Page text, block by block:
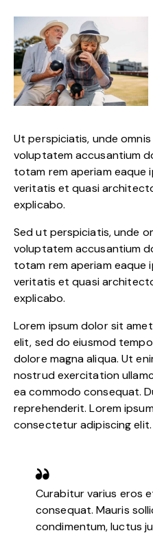
Ut perspiciatis, unde
voluptatem accusantium
totam rem aperiam eaque
veritatis et quasi
explicabo.
Sed ut perspiciatis, unde
voluptatem accusantium
totam rem aperiam eaque
veritatis et quasi
explicabo.
Lorem ipsum dolor sit
elit, sed do eiusmod
dolore magna aliqua. Ut
nostrud exercitation
ea commodo consequat.
reprehenderit. Lorem
consectetur adipiscing elit.
Curabitur varius eros
consequat. Mauris
condimentum, luctus